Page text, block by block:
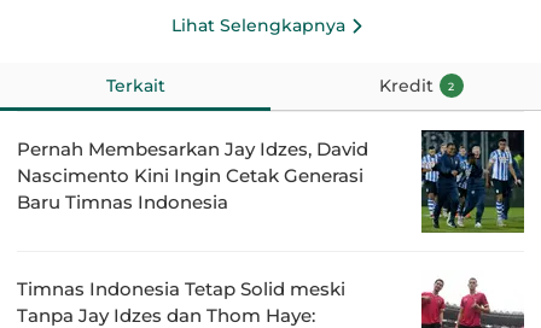
Lihat Selengkapnya
Terkait Kredit 2
Pernah Membesarkan Jay Idzes, David
Nascimento Kini Ingin Cetak Generasi
Baru Timnas Indonesia
Timnas Indonesia Tetap Solid meski
Tanpa Jay Idzes dan Thom Haye: